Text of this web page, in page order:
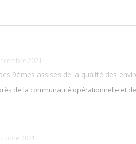
2021
9èmes assises de la qualité des
de la communauté opérationnelle et
2021